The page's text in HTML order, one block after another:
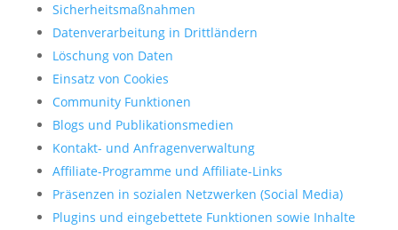
Sicherheitsmaßnahmen
Datenverarbeitung in Drittländern
Löschung von Daten
Einsatz von Cookies
Community Funktionen
Blogs und Publikationsmedien
Kontakt- und Anfragenverwaltung
Affiliate-Programme und Affiliate-Links
Präsenzen in sozialen Netzwerken (Social Media)
Plugins und eingebettete Funktionen sowie Inhalte